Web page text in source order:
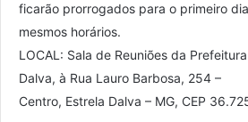
ficarão prorrogados para o primeiro
mesmos horários.
LOCAL: Sala de Reuniões da
Dalva, à Rua Lauro Barbosa, 254 –
Centro, Estrela Dalva – MG, CEP